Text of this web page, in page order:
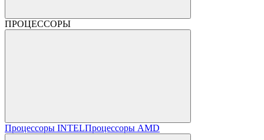
ПРОЦЕССОРЫ
Процессоры INTELПроцессоры AMD